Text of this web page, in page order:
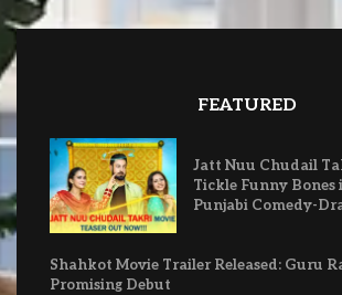
FEATURED
Jatt Nuu Chudail
Tickle Funny Bones
Punjabi Comedy-
Shahkot Movie Trailer Released: Guru
Promising Debut